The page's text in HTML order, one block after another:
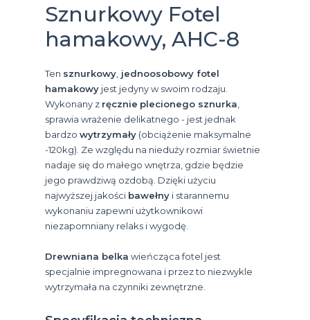
Sznurkowy Fotel
hamakowy, AHC-8
Ten sznurkowy jednoosobowy fotel
hamakowy jest jedyny w swoim rodzaju.
Wykonany z ręcznie plecionego sznurka
sprawia wrażenie delikatnego - jest jednak
bardzo wytrzymały (obciążenie maksymalne
-120kg). Ze względu na nieduży rozmiar świetnie
nadaje się do małego wnętrza, gdzie będzie
jego prawdziwą ozdobą. Dzięki użyciu
najwyższej jakości bawełny i starannemu
wykonaniu zapewni użytkownikowi
niezapomniany relaks i wygodę.
Drewniana belka wieńcząca fotel jest
specjalnie impregnowana i przez to niezwykle
wytrzymała na czynniki zewnętrzne.